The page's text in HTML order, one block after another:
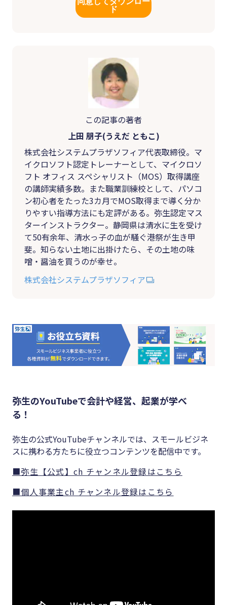
ド
この記事の著者
上田 朋子(うえだ ともこ)
株式会社システムプラザソフィア代表取締役。マ
イクロソフト認定トレーナーとして、マイクロソ
フト オフィス スペシャリスト（MOS）取得講座
の講師実績多数。また職業訓練校として、パソコ
ン初心者をたった3カ月でMOS取得まで導く分か
りやすい指導方法にも定評がある。弥生認定マス
ターインストラクター。静岡県は清水に生を受け
て50有余年、清水っ子の血が騒ぐ港祭が生き甲
斐。知らない土地に出掛けたら、その土地の味
噌・醤油を買うのが幸せ。
株式会社システムプラザソフィア
弥生のYouTubeで会計や経営、起業が学べ
る！
弥生の公式YouTubeチャンネルでは、スモールビジネ
スに携わる方たちに役立つコンテンツを配信中です。
■弥生【公式】ch チャンネル登録はこちら
■個人事業主ch チャンネル登録はこちら